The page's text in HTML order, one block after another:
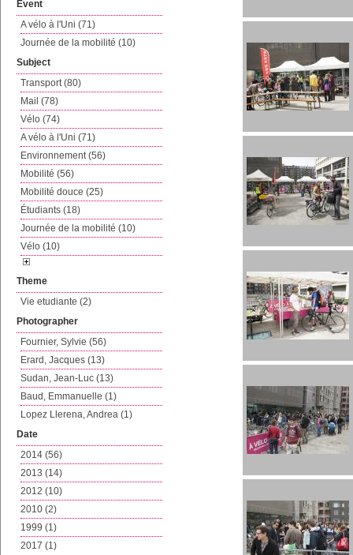
Event
A vélo à l'Uni (71)
Journée de la mobilité (10)
Subject
Transport (80)
Mail (78)
Vélo (74)
A vélo à l'Uni (71)
Environnement (56)
Mobilité (56)
Mobilité douce (25)
Étudiants (18)
Journée de la mobilité (10)
Vélo (10)
Theme
Vie etudiante (2)
Photographer
Fournier, Sylvie (56)
Erard, Jacques (13)
Sudan, Jean-Luc (13)
Baud, Emmanuelle (1)
Lopez Llerena, Andrea (1)
Date
2014 (56)
2013 (14)
2012 (10)
2010 (2)
1999 (1)
2017 (1)